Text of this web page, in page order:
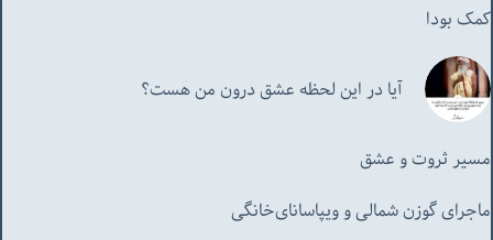
کمک بودا
آیا در این لحظه عشق درون من هست؟
مسیر ثروت و عشق
ماجرای گوزن شمالی و‌ ویپاسانای‌خانگی